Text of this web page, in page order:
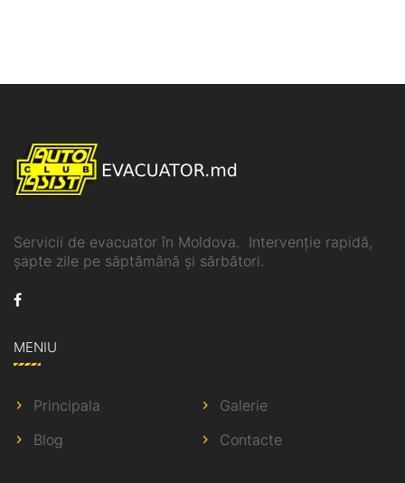
Servicii de evacuator în Moldova. Intervenție rapidă,
șapte zile pe săptămână și sărbători.
MENIU
Principala
Galerie
Blog
Contacte